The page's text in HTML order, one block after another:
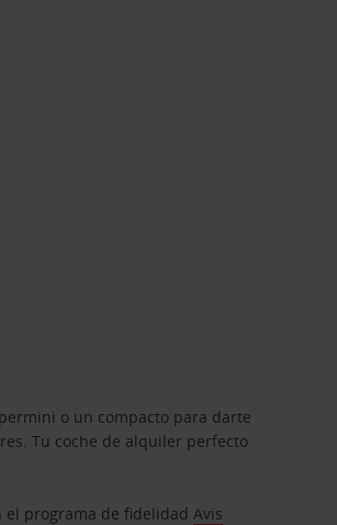
o un compacto para darte
Tu coche de alquiler perfecto
el programa de fidelidadAvis